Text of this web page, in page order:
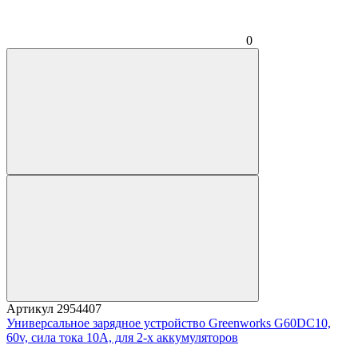
0
Артикул 2954407
Универсальное зарядное устройство Greenworks G60DC10,
60v, сила тока 10А, для 2-х аккумуляторов